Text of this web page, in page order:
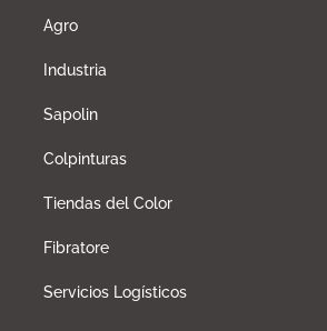
Agro
Industria
Sapolin
Colpinturas
Tiendas del Color
Fibratore
Servicios Logísticos